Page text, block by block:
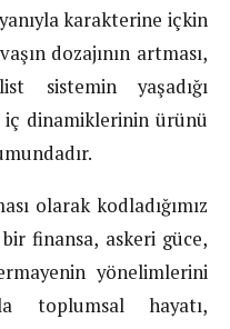
karakterine içkin
dozajının artması,
sistemin yaşadığı
iç dinamiklerinin ürünü
olarak kodladığımız
finansa, askeri güce,
yönelimlerini
toplumsal hayatı,